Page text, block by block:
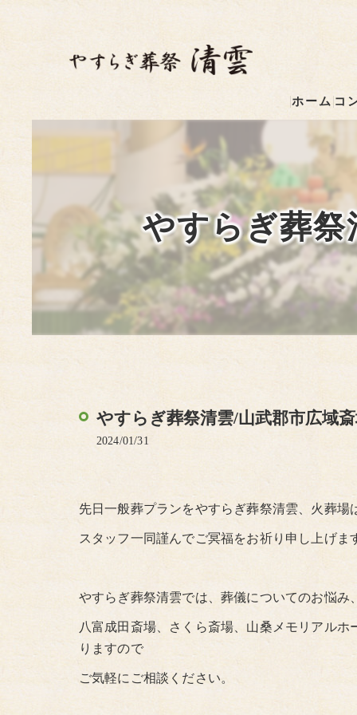
ホーム コ
やすらぎ葬
やすらぎ葬祭清雲/山武郡市広域
2024/01/31
先日一般葬プランをやすらぎ葬祭清雲、火葬
スタッフ一同謹んでご冥福をお祈り申し上げま
やすらぎ葬祭清雲では、葬儀についてのお悩み
八富成田斎場、さくら斎場、山桑メモリアル
りますので
ご気軽にご相談ください。